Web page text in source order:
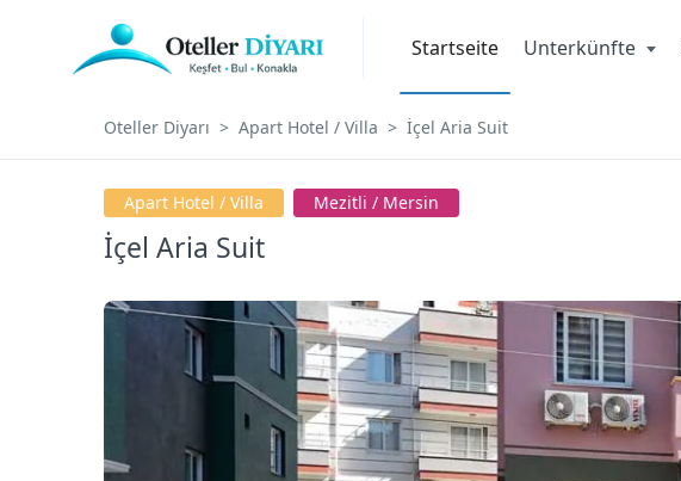
Startseite Unterkünfte
Oteller Diyarı Apart Hotel / Villa İçel Aria Suit
Apart Hotel / Villa Mezitli / Mersin
İçel Aria Suit